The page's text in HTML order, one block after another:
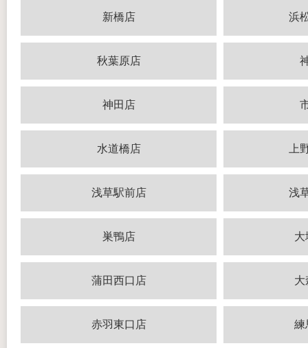
新橋店 浜
秋葉原店
神田店
水道橋店 上
浅草駅前店 浅
巣鴨店 大
蒲田西口店 大
赤羽東口店 練